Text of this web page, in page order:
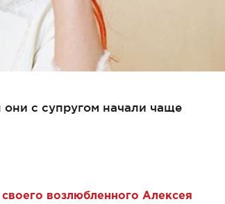
они с супругом начали чаще
возлюбленного Алексея